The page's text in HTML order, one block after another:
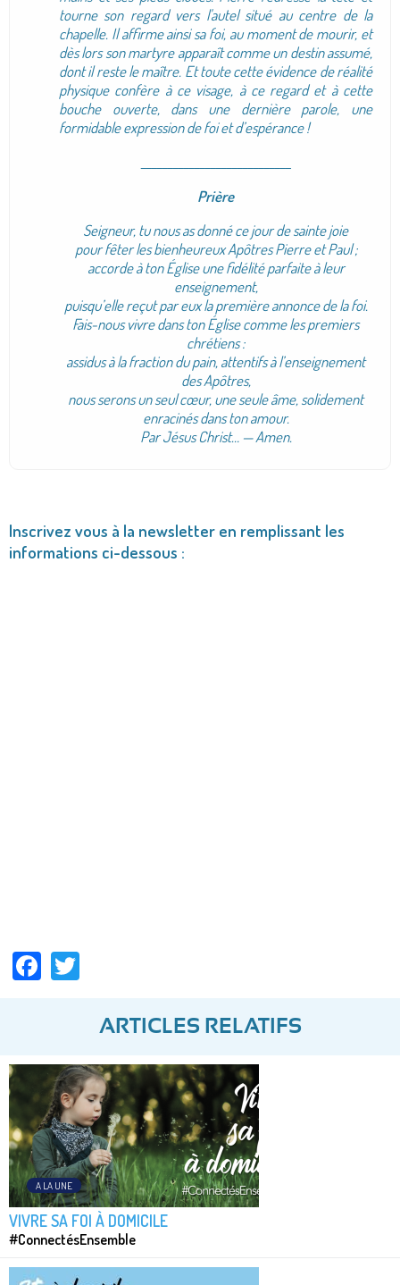
tourne son regard vers l'autel situé au centre de la
chapelle. Il affirme ainsi sa foi, au moment de mourir, et
dès lors son martyre apparaît comme un destin assumé,
dont il reste le maître. Et toute cette évidence de réalité
physique confère à ce visage, à ce regard et à cette
bouche ouverte, dans une dernière parole, une
formidable expression de foi et d’espérance !
Prière
Seigneur, tu nous as donné ce jour de sainte joie
pour fêter les bienheureux Apôtres Pierre et Paul ;
accorde à ton Église une fidélité parfaite à leur
enseignement,
puisqu’elle reçut par eux la première annonce de la foi.
Fais-nous vivre dans ton Église comme les premiers
chrétiens :
assidus à la fraction du pain, attentifs à l’enseignement
des Apôtres,
nous serons un seul cœur, une seule âme, solidement
enracinés dans ton amour.
Par Jésus Christ… — Amen.
Inscrivez vous à la newsletter en remplissant les
informations ci-dessous :
Facebook
ARTICLES RELATIFS
A LA UNE
VIVRE SA FOI À DOMICILE
#ConnectésEnsemble